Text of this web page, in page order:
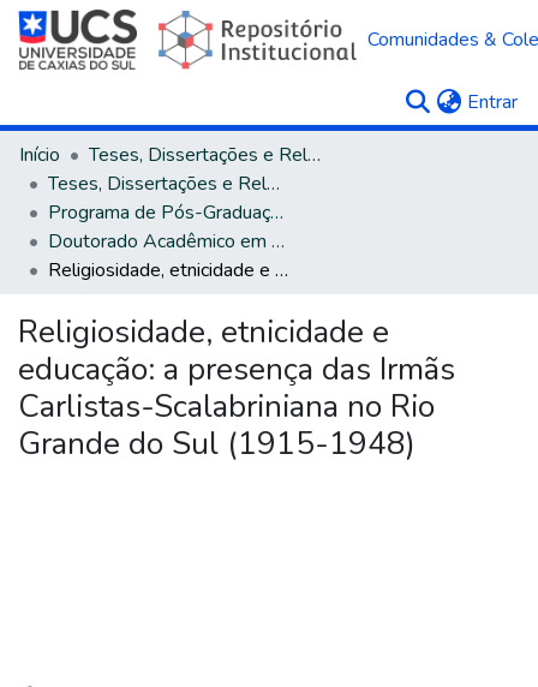
Comunidades &
Entrar
Início
Teses, Dissertações e Relatórios
Teses, Dissertações e Relatórios defendidos na UCS
Programa de Pós-Graduação em Educação
Doutorado Acadêmico em Educação
Religiosidade, etnicidade e educação: a presença das Irmãs Carlistas-Scalabriniana no Rio Grande do Sul (1915-1948)
Religiosidade, etnicidade e
educação: a presença das Irmãs
Carlistas-Scalabriniana no Rio
Grande do Sul (1915-1948)